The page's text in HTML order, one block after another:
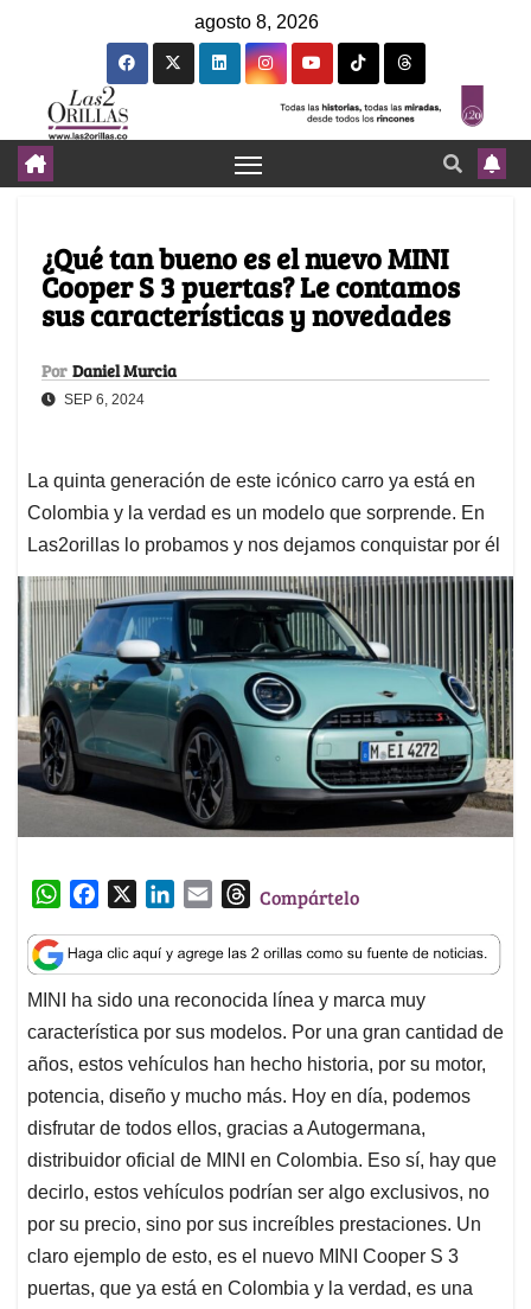
agosto 8, 2026
¿Qué tan bueno es el nuevo MINI
Cooper S 3 puertas? Le contamos
sus características y novedades
Por Daniel Murcia
SEP 6, 2024
La quinta generación de este icónico carro ya está en
Colombia y la verdad es un modelo que sorprende. En
Las2orillas lo probamos y nos dejamos conquistar por él
W
a
t
s
A
p
p
c
e
b
o
o
n
k
e
d
I
n
a
i
l
T
r
e
a
d
s
Compártelo
MINI ha sido una reconocida línea y marca muy
característica por sus modelos. Por una gran cantidad de
años, estos vehículos han hecho historia, por su motor,
potencia, diseño y mucho más. Hoy en día, podemos
disfrutar de todos ellos, gracias a Autogermana,
distribuidor oficial de MINI en Colombia. Eso sí, hay que
decirlo, estos vehículos podrían ser algo exclusivos, no
por su precio, sino por sus increíbles prestaciones. Un
claro ejemplo de esto, es el nuevo MINI Cooper S 3
puertas, que ya está en Colombia y la verdad, es una